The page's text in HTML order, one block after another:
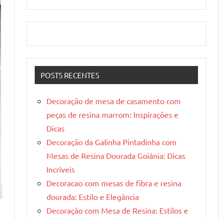
POSTS RECENTES
Decoração de mesa de casamento com
peças de resina marrom: Inspirações e
Dicas
Decoração da Galinha Pintadinha com
Mesas de Resina Dourada Goiânia: Dicas
Incríveis
Decoracao com mesas de fibra e resina
dourada: Estilo e Elegância
Decoração com Mesa de Resina: Estilos e